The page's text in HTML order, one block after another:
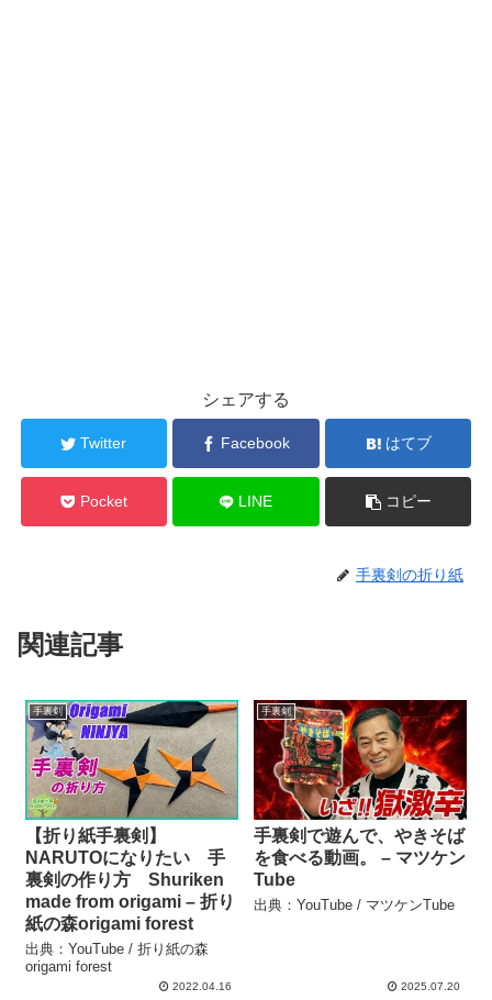
シェアする
Twitter Facebook はてブ
Pocket LINE コピー
手裏剣の折り紙
関連記事
手裏剣
【折り紙手裏剣】
NARUTOになりたい 手
裏剣の作り方 Shuriken
made from origami – 折り
紙の森origami forest
出典：YouTube / 折り紙の森
origami forest
2022.04.16
手裏剣
手裏剣で遊んで、やきそば
を食べる動画。 – マツケン
Tube
出典：YouTube / マツケンTube
2025.07.20